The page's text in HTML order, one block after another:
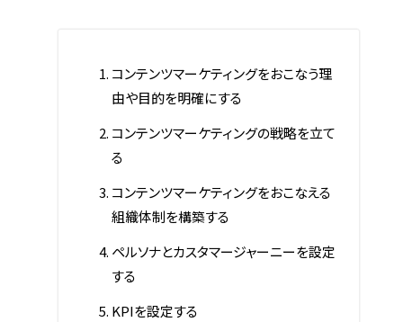
コンテンツマーケティングをおこなう理
由や目的を明確にする
コンテンツマーケティングの戦略を立て
る
コンテンツマーケティングをおこなえる
組織体制を構築する
ペルソナとカスタマージャーニーを設定
する
KPIを設定する